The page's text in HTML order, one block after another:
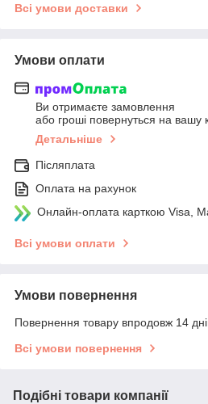
Всі умови доставки
Умови оплати
Ви отримаєте замовлення
або гроші повернуться на вашу
Детальніше
Післяплата
Оплата на рахунок
Онлайн-оплата карткою Visa,
Всі умови оплати
Умови повернення
Повернення товару впродовж 14
Всі умови повернення
Подібні товари компанії